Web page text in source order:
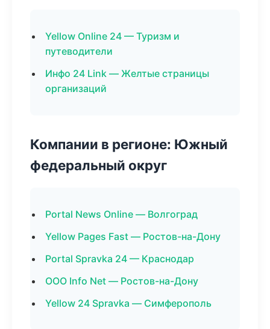
Yellow Online 24 — Туризм и
путеводители
Инфо 24 Link — Желтые страницы
организаций
Компании в регионе: Южный
федеральный округ
Portal News Online — Волгоград
Yellow Pages Fast — Ростов-на-Дону
Portal Spravka 24 — Краснодар
ООО Info Net — Ростов-на-Дону
Yellow 24 Spravka — Симферополь